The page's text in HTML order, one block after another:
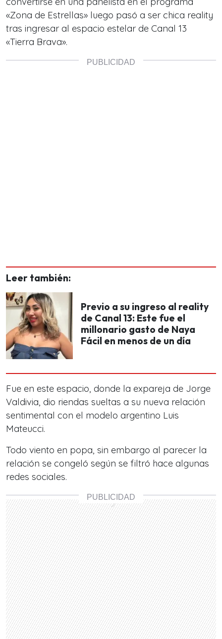
«Zona de Estrellas» luego pasó a ser chica reality
tras ingresar al espacio estelar de Canal 13
«Tierra Brava».
Leer también:
Previo a su ingreso al reality
de Canal 13: Este fue el
millonario gasto de Naya
Fácil en menos de un día
Fue en este espacio, donde la expareja de Jorge
Valdivia, dio riendas sueltas a su nueva relación
sentimental con el modelo argentino Luis
Mateucci.
Todo viento en popa, sin embargo al parecer la
relación se congeló según se filtró hace algunas
redes sociales.